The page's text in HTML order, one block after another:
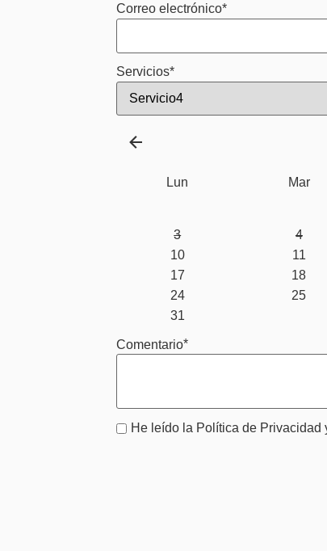
Correo electrónico*
Servicios*
Lun Mar
3 4
10
11
17
18
24
25
31
Comentario*
He leído la Política de Privacidad